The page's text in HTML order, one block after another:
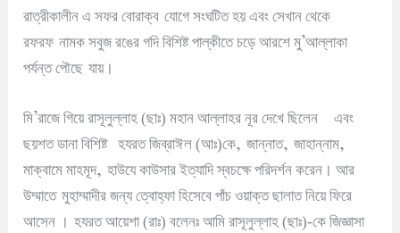
রাত্রীকালীন এ সফর বোরাক্ব যোগে সংঘটিত হয় এবং সেখান থেকে
রফরফ নামক সবুজ রঙের গদি বিশিষ্ট পাল্কীতে চড়ে আরশে মু’আল্লাকা
পর্যন্ত পৌছে যায় ।
মি’রাজে গিয়ে রাসূলুল্লাহ (ছাঃ) মহান আল্লাহর নূর দেখে ছিলেন
এবং
ছয়শত ডানা বিশিষ্ট
হযরত জিব্রাঈল (আঃ)কে,জান্নাত,জাহান্নাম,
মাক্বামে মাহমূদ,হাউযে কাউসার ইত্যাদি স্বচক্ষে পরিদর্শন করেন ।আর
উম্মাতে মুহাম্মাদীর জন্য ত্বোহ্ফা হিসেবে পাঁচ ওয়াক্ত ছালাত নিয়ে ফিরে
আসেন । হযরত আয়েশা (রাঃ) বলেনঃ আমি রাসূলুল্লাহ (ছাঃ)-কে জিজ্ঞাসা